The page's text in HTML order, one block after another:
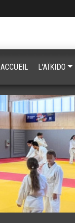
ACCUEIL L'AÏKIDO